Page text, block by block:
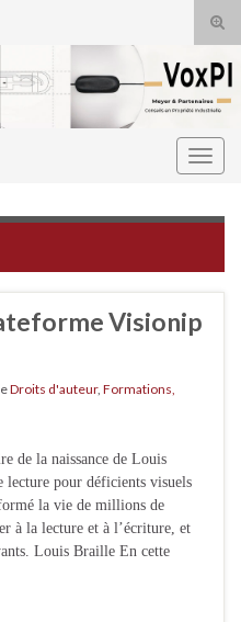
Visionip
Droits d'auteur, Formations,
de la naissance de Louis
pour déficients visuels
la vie de millions de
à la lecture et à l’écriture, et
Louis Braille En cette